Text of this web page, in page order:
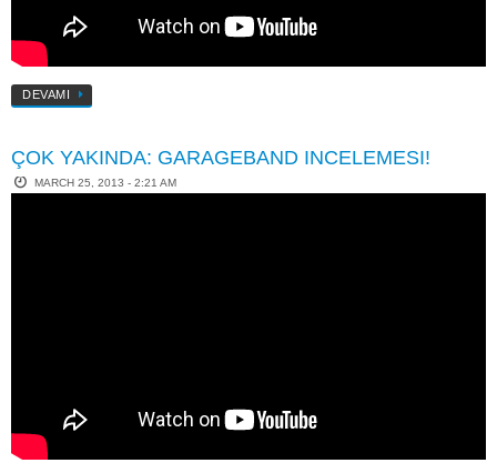
DEVAMI
ÇOK YAKINDA: GARAGEBAND INCELEMESI!
MARCH 25, 2013 - 2:21 AM